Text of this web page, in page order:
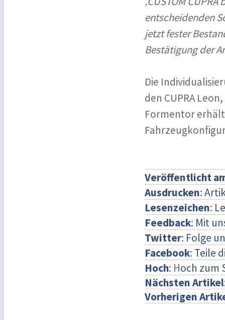
entscheidenden
jetzt fester
Bestätigung der
Die
den CUPRA
Formentor
Veröffentlicht
Ausdrucken:
Lesenzeichen:
Feedback: Mit
Twitter: Folge
Facebook: Teile
Hoch: Hoch zum
Nächsten Artikel
Vorherigen